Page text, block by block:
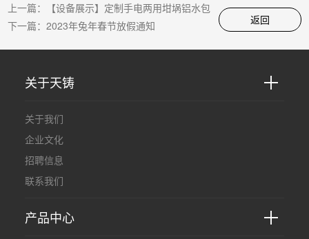
上一篇：
【设备展示】定制手电两用坩埚铝水包
下一篇：2023年兔年春节放假通知 返回
关于天铸
关于我们
企业文化
招聘信息
联系我们
产品中心